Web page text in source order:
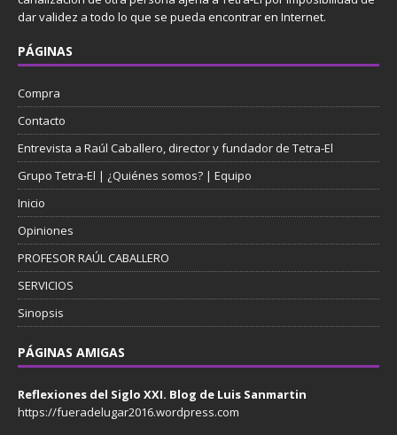
dar validez a todo lo que se pueda encontrar en Internet.
PÁGINAS
Compra
Contacto
Entrevista a Raúl Caballero, director y fundador de Tetra-El
Grupo Tetra-El | ¿Quiénes somos? | Equipo
Inicio
Opiniones
PROFESOR RAÚL CABALLERO
SERVICIOS
Sinopsis
PÁGINAS AMIGAS
Reflexiones del Siglo XXI. Blog de Luis Sanmartin
https://fueradelugar2016.wordpress.com